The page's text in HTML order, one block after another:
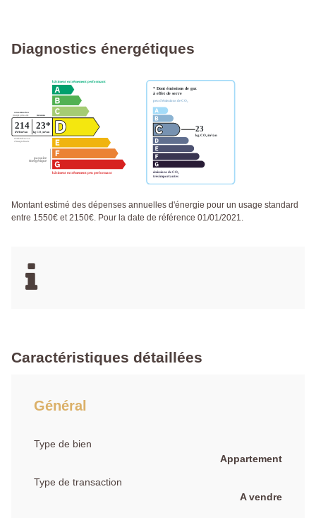
Diagnostics énergétiques
Montant estimé des dépenses annuelles d'énergie pour un usage standard
entre 1550€ et 2150€. Pour la date de référence 01/01/2021.
Caractéristiques détaillées
Général
Type de bien
Appartement
Type de transaction
A vendre